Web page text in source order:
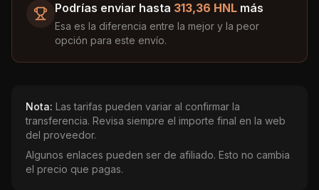
Podrías enviar hasta 313,36 HNL más
Esa es la diferencia entre la mejor y la peor
opción para este envío.
Nota: Las tarifas pueden variar al confirmar la
transferencia. Revisa siempre el importe final en la web
del proveedor.
Algunos enlaces pueden ser de afiliado. Esto no cambia
el precio que pagas.